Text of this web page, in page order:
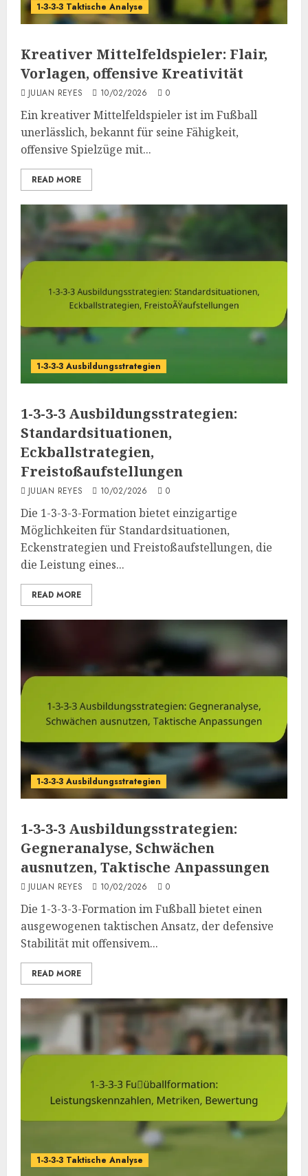
1-3-3-3 Taktische Analyse
Kreativer Mittelfeldspieler: Flair,
Vorlagen, offensive Kreativität
JULIAN REYES 10/02/2026 0
Ein kreativer Mittelfeldspieler ist im Fußball
unerlässlich, bekannt für seine Fähigkeit,
offensive Spielzüge mit...
READ MORE
1-3-3-3 Ausbildungsstrategien
1-3-3-3 Ausbildungsstrategien:
Standardsituationen,
Eckballstrategien,
Freistoßaufstellungen
JULIAN REYES 10/02/2026 0
Die 1-3-3-3-Formation bietet einzigartige
Möglichkeiten für Standardsituationen,
Eckenstrategien und Freistoßaufstellungen, die
die Leistung eines...
READ MORE
1-3-3-3 Ausbildungsstrategien
1-3-3-3 Ausbildungsstrategien:
Gegneranalyse, Schwächen
ausnutzen, Taktische Anpassungen
JULIAN REYES 10/02/2026 0
Die 1-3-3-3-Formation im Fußball bietet einen
ausgewogenen taktischen Ansatz, der defensive
Stabilität mit offensivem...
READ MORE
1-3-3-3 Taktische Analyse